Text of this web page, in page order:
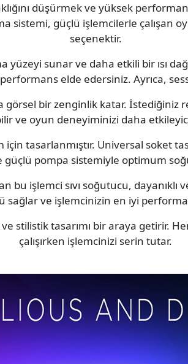
düşürmek ve yüksek
sistemi, güçlü işlemcilerle çalışan
seçenektir.
sunar ve daha etkili bir ısı
elde edersiniz. Ayrıca,
görsel bir zenginlik katar.
ve oyun deneyiminizi daha
için tasarlanmıştır. Universal soket
güçlü pompa sistemiyle optimum
bu işlemci sıvı soğutucu,
sağlar ve işlemcinizin en iyi
ve stilistik tasarımı bir araya getirir.
çalışırken işlemcinizi serin tutar.